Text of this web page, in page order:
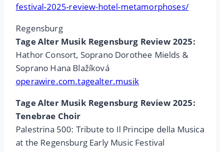
festival-2025-review-hotel-metamorphoses/
Regensburg
Tage Alter Musik Regensburg Review 2025:
Hathor Consort, Soprano Dorothee Mields &
Soprano Hana Blažíková
operawire.com.tagealter.musik
Tage Alter Musik Regensburg Review 2025:
Tenebrae Choir
Palestrina 500: Tribute to Il Principe della Musica
at the Regensburg Early Music Festival